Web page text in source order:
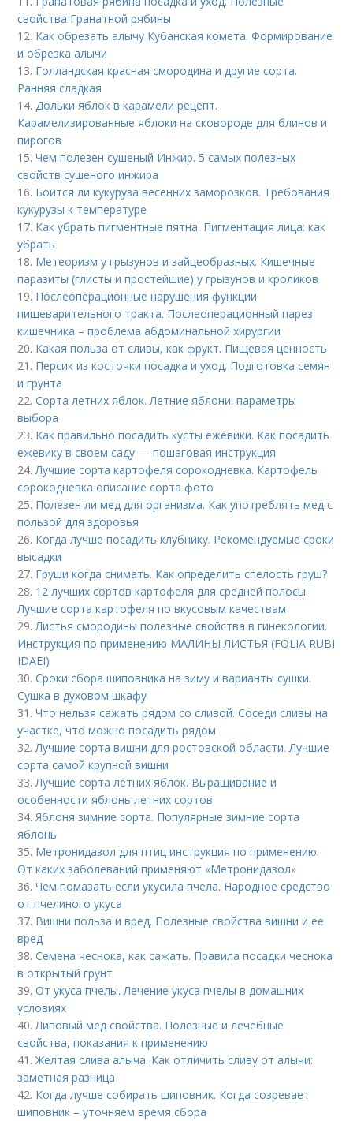
свойства Гранатной рябины
12. Как обрезать алычу Кубанская комета. Формирование
и обрезка алычи
13. Голландская красная смородина и другие сорта.
Ранняя сладкая
14.Дольки яблок в карамели рецепт.
Карамелизированные яблоки на сковороде для блинов и
пирогов
15.Чем полезен сушеный Инжир. 5 самых полезных
свойств сушеного инжира
16. Боится ли кукуруза весенних заморозков. Требования
кукурузы к температуре
17. Как убрать пигментные пятна. Пигментация лица: как
убрать
18. Метеоризм у грызунов и зайцеобразных. Кишечные
паразиты (глисты и простейшие) у грызунов и кроликов
19. Послеоперационные нарушения функции
пищеварительного тракта. Послеоперационный парез
кишечника – проблема абдоминальной хирургии
20. Какая польза от сливы, как фрукт. Пищевая ценность
21. Персик из косточки посадка и уход. Подготовка семян
и грунта
22.Сорта летних яблок. Летние яблони: параметры
выбора
23. Как правильно посадить кусты ежевики. Как посадить
ежевику в своем саду — пошаговая инструкция
24.Лучшие сорта картофеля сорокодневка. Картофель
сорокодневка описание сорта фото
25. Полезен ли мед для организма. Как употреблять мед с
пользой для здоровья
26. Когда лучше посадить клубнику. Рекомендуемые сроки
высадки
27. Груши когда снимать. Как определить спелость груш?
28. 12 лучших сортов картофеля для средней полосы.
Лучшие сорта картофеля по вкусовым качествам
29.Листья смородины полезные свойства в гинекологии.
Инструкция по применению МАЛИНЫ ЛИСТЬЯ (FOLIA RUBI
IDAEI)
30.Сроки сбора шиповника на зиму и варианты сушки.
Сушка в духовом шкафу
31.Что нельзя сажать рядом со сливой. Соседи сливы на
участке, что можно посадить рядом
32.Лучшие сорта вишни для ростовской области. Лучшие
сорта самой крупной вишни
33.Лучшие сорта летних яблок. Выращивание и
особенности яблонь летних сортов
34.Яблоня зимние сорта. Популярные зимние сорта
яблонь
35. Метронидазол для птиц инструкция по применению.
От каких заболеваний применяют «Метронидазол»
36.Чем помазать если укусила пчела. Народное средство
от пчелиного укуса
37. Вишни польза и вред. Полезные свойства вишни и ее
вред
38.Семена чеснока, как сажать. Правила посадки чеснока
в открытый грунт
39.От укуса пчелы. Лечение укуса пчелы в домашних
условиях
40.Липовый мед свойства. Полезные и лечебные
свойства, показания к применению
41.Желтая слива алыча. Как отличить сливу от алычи:
заметная разница
42. Когда лучше собирать шиповник. Когда созревает
шиповник – уточняем время сбора